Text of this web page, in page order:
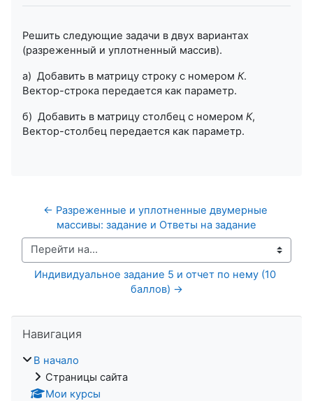
Решить следующие задачи в двух вариантах
(разреженный и уплотненный массив).
а) Добавить в матрицу строку с номером К.
Вектор-строка передается как параметр.
б) Добавить в матрицу столбец с номером К,
Вектор-столбец передается как параметр.
← Разреженные и уплотненные двумерные
массивы: задание и Ответы на задание
Перейти на...
Индивидуальное задание 5 и отчет по нему (10
баллов) →
Навигация
В начало
Страницы сайта
Мои курсы